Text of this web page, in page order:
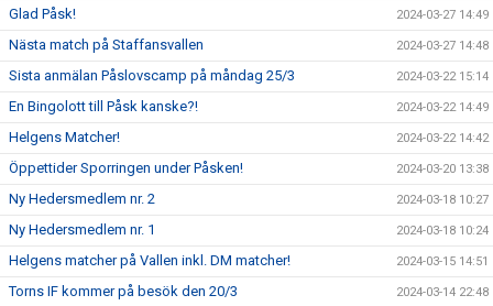
Glad Påsk! 2024-03-27 14:49
Nästa match på Staffansvallen 2024-03-27 14:48
Sista anmälan Påslovscamp på måndag 25/3 2024-03-22 15:14
En Bingolott till Påsk kanske?! 2024-03-22 14:49
Helgens Matcher! 2024-03-22 14:42
Öppettider Sporringen under Påsken! 2024-03-20 13:38
Ny Hedersmedlem nr. 2 2024-03-18 10:27
Ny Hedersmedlem nr. 1 2024-03-18 10:24
Helgens matcher på Vallen inkl. DM matcher! 2024-03-15 14:51
Torns IF kommer på besök den 20/3 2024-03-14 22:48